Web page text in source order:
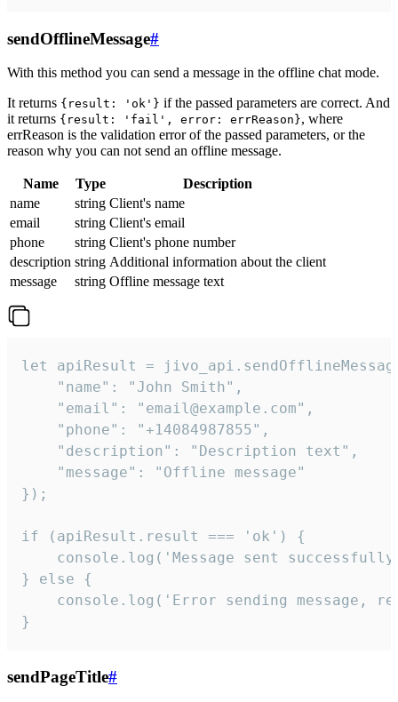
sendOfflineMessage#
With this method you can send a message in the offline chat mode.
It returns {result: 'ok'} if the passed parameters are correct. And
it returns {result: 'fail', error: errReason}, where
errReason is the validation error of the passed parameters, or the
reason why you can not send an offline message.
Name Type
Description
name
string Client's name
email
string Client's email
phone
string Client's phone number
description string Additional information about the client
message
string Offline message text
let apiResult =
    "name": "John Smith",
    "email": "email@example.com",
    "phone": "+14084987855",
    "description": "Description text",
    "message": "Offline message"
});
if (apiResult.result === 'ok') {
console.log('Message sent
} else {
console.log('Error sending message,
}
sendPageTitle#